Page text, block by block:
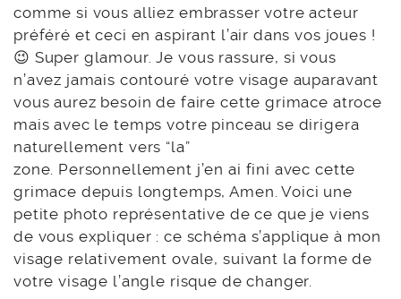
comme si vous alliez embrasser votre acteur
préféré et ceci en aspirant l’air dans vos joues !
😉 Super glamour. Je vous rassure, si vous
n’avez jamais contouré votre visage auparavant
vous aurez besoin de faire cette grimace atroce
mais avec le temps votre pinceau se dirigera
naturellement vers “la”
zone. Personnellement j’en ai fini avec cette
grimace depuis longtemps, Amen. Voici une
petite photo représentative de ce que je viens
de vous expliquer : ce schéma s’applique à mon
visage relativement ovale, suivant la forme de
votre visage l’angle risque de changer.